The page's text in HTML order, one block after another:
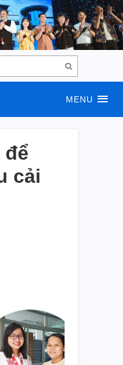
MENU
để
cải